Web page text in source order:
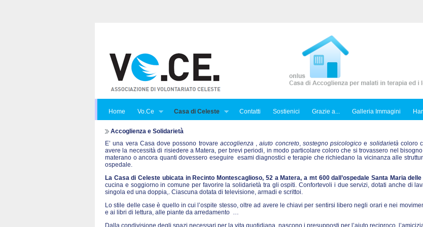
Home Vo.Ce Casa di Celeste Contatti Sostienici Grazie a... Galleria Immagini
Accoglienza e Solidarietà
E’ una vera Casa dove possono trovare accoglienza,aiuto concreto, sostegno psicologico e solidarietàcoloro
avere la necessità di risiedere a Matera, per brevi periodi, in modo particolare coloro che si trovassero nel
materano o ancora quanti dovessero eseguire esami diagnostici e terapie che richiedano la vicinanza alle
ospedale.
La Casa di Celeste ubicata in Recinto Montescaglioso, 52 a Matera, a mt 600 dall’ospedale Santa Maria
cucina e soggiorno in comune per favorire la solidarietà tra gli ospiti. Confortevoli i due servizi, dotati anche di
singola ed una doppia,. Ciascuna dotata di televisione, armadi e scrittoi.
Lo stile delle case è quello in cui l’ospite stesso, oltre ad avere le chiavi per sentirsi libero negli orari e nei
e ai libri di lettura, alle piante da arredamento …
Dalla condivisione degli spazi necessari per la vita quotidiana, nascono i presupposti per l’aiuto reciproco,